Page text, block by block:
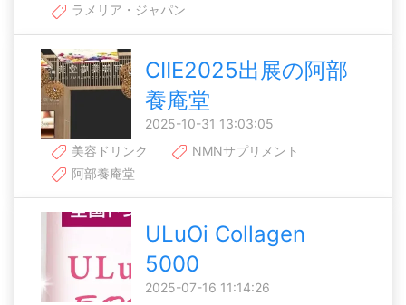
ラメリア・ジャパン
CIIE2025出展の阿部
養庵堂
2025-10-31 13:03:05
美容ドリンク
NMNサプリメント
阿部養庵堂
ULuOi Collagen
5000
2025-07-16 11:14:26